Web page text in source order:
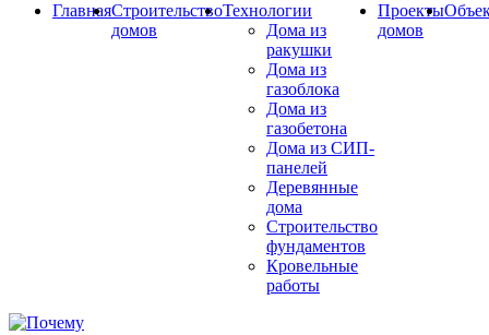
ГлавнаяСтроительство
домов
Технологии
Дома из
ракушки
Дома из
газоблока
Дома из
газобетона
Дома из СИП-
панелей
Деревянные
дома
Строительство
фундаментов
Кровельные
работы
Проекты
домов